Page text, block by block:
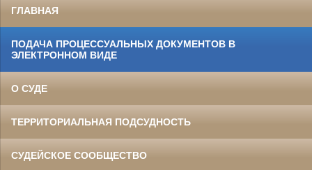
ГЛАВНАЯ
ПОДАЧА ПРОЦЕССУАЛЬНЫХ ДОКУМЕНТОВ В
ЭЛЕКТРОННОМ ВИДЕ
О СУДЕ
ТЕРРИТОРИАЛЬНАЯ ПОДСУДНОСТЬ
СУДЕЙСКОЕ СООБЩЕСТВО